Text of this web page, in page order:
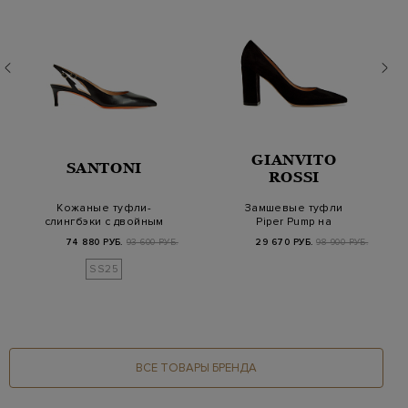
SANTONI
Кожаные туфли-
слингбэки с двойным
регулируемым
ремешко…
74 880 РУБ. 93 600 РУБ.
SS25
GIANVITO
ROSSI
Замшевые туфли
Piper Pump на
устойчивом каблуке
29 670 РУБ. 98 900 РУБ.
ВСЕ ТОВАРЫ БРЕНДА